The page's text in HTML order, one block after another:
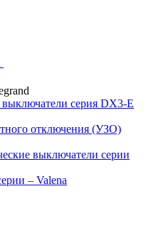
серия DX3-E
отключения (УЗО)
выключатели серии
– Valena